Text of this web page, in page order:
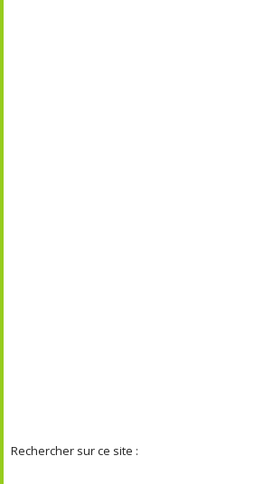
Rechercher sur ce site :